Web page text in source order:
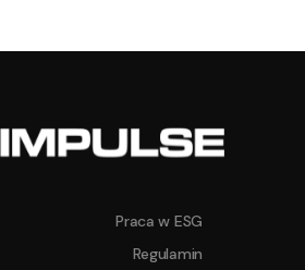
Praca w ESG
Regulamin